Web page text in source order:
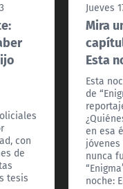
con
de
tesis
Jueves
Mira
Esta
Esta
de
en esa
nunca
noche: